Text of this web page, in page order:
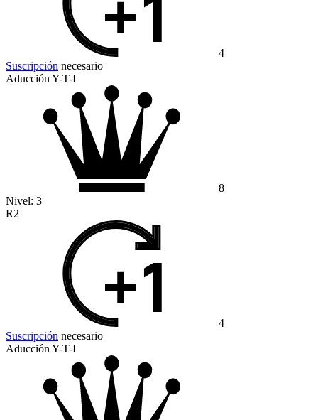
4
Suscripción necesario
Aducción Y-T-I
8
Nivel: 3
R2
4
Suscripción necesario
Aducción Y-T-I